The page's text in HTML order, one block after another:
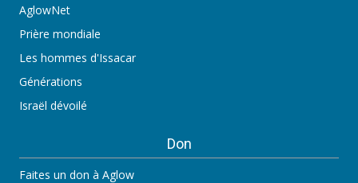
AglowNet
Prière mondiale
Les hommes d'Issacar
Générations
Israël dévoilé
Don
Faites un don à Aglow